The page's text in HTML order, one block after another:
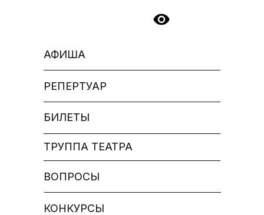
БИЛЕТЫ
РЕПЕРТУАР
АФИША
КОНКУРСЫ
ВОПРОСЫ
ТРУППА ТЕАТРА